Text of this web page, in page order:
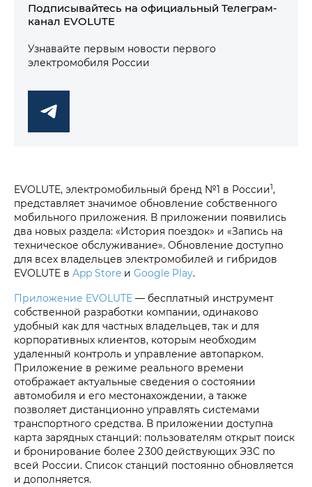
Подписывайтесь на официальный Телеграм-
канал EVOLUTE
Узнавайте первым новости первого
электромобиля России
EVOLUTE, электромобильный бренд №1 в России1,
представляет значимое обновление собственного
мобильного приложения. В приложении появились
два новых раздела: «История поездок» и «Запись на
техническое обслуживание». Обновление доступно
для всех владельцев электромобилей и гибридов
EVOLUTE в App Store и Google Play.
Приложение EVOLUTE — бесплатный инструмент
собственной разработки компании, одинаково
удобный как для частных владельцев, так и для
корпоративных клиентов, которым необходим
удаленный контроль и управление автопарком.
Приложение в режиме реального времени
отображает актуальные сведения о состоянии
автомобиля и его местонахождении, а также
позволяет дистанционно управлять системами
транспортного средства. В приложении доступна
карта зарядных станций: пользователям открыт поиск
и бронирование более 2 300 действующих ЭЗС по
всей России. Список станций постоянно обновляется
и дополняется.